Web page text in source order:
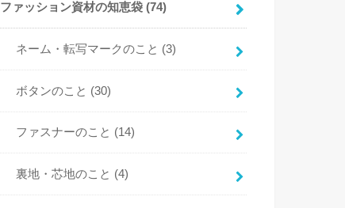
ファッション資材の知恵袋 (74)
ネーム・転写マークのこと (3)
ボタンのこと (30)
ファスナーのこと (14)
裏地・芯地のこと (4)